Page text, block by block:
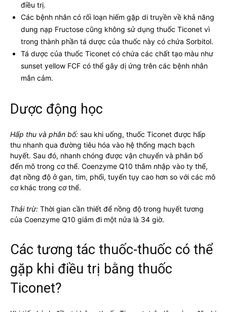
điều trị.
Các bệnh nhân có rối loạn hiếm gặp di truyền về khả năng
dung nạp Fructose cũng không sử dụng thuốc Ticonet vì
trong thành phần tá dược của thuốc này có chứa Sorbitol.
Tá dược của thuốc Ticonet có chứa các chất tạo màu như
sunset yellow FCF có thể gây dị ứng trên các bệnh nhân
mẫn cảm.
Dược động học
Hấp thu và phân bố: sau khi uống, thuốc Ticonet được hấp
thu nhanh qua đường tiêu hóa vào hệ thống mạch bạch
huyết. Sau đó, nhanh chóng được vận chuyển và phân bố
đến mô trong cơ thể. Coenzyme Q10 thâm nhập vào ty thể,
đạt nồng độ ở gan, tim, phổi, tuyến tụy cao hơn so với các mô
cơ khác trong cơ thể.
Thải trừ: Thời gian cần thiết để nồng độ trong huyết tương
của Coenzyme Q10 giảm đi một nửa là 34 giờ.
Các tương tác thuốc-thuốc có thể
gặp khi điều trị bằng thuốc
Ticonet?